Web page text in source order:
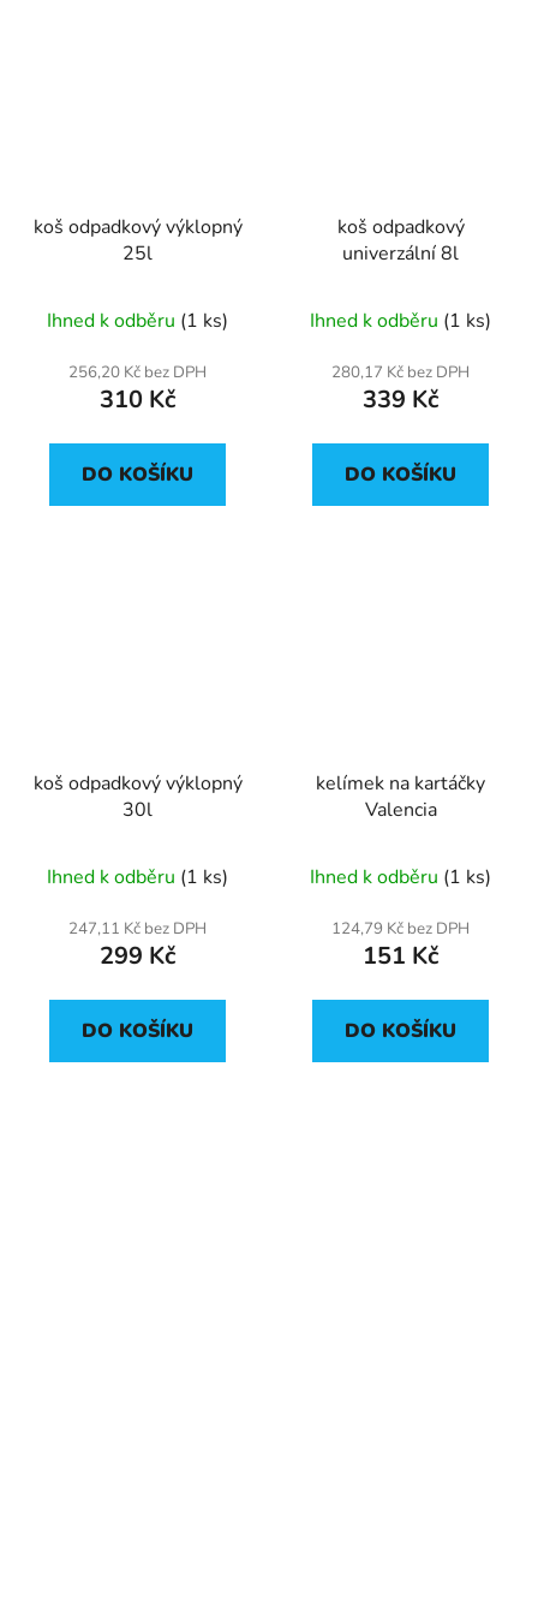
koš odpadkový výklopný
25l
Ihned k odběru (1 ks)
256,20 Kč bez DPH
310 Kč
DO KOŠÍKU
koš odpadkový
univerzální 8l
Ihned k odběru (1 ks)
280,17 Kč bez DPH
339 Kč
DO KOŠÍKU
koš odpadkový výklopný
30l
Ihned k odběru (1 ks)
247,11 Kč bez DPH
299 Kč
DO KOŠÍKU
kelímek na kartáčky
Valencia
Ihned k odběru (1 ks)
124,79 Kč bez DPH
151 Kč
DO KOŠÍKU